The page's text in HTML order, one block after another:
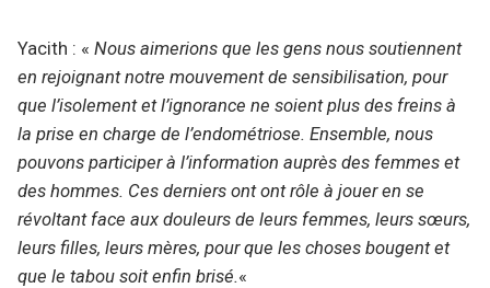
Yacith : « Nous aimerions que les gens nous soutiennent
en rejoignant notre mouvement de sensibilisation, pour
que l’isolement et l’ignorance ne soient plus des freins à
la prise en charge de l’endométriose. Ensemble, nous
pouvons participer à l’information auprès des femmes et
des hommes. Ces derniers ont ont rôle à jouer en se
révoltant face aux douleurs de leurs femmes, leurs sœurs,
leurs filles, leurs mères, pour que les choses bougent et
que le tabou soit enfin brisé.«